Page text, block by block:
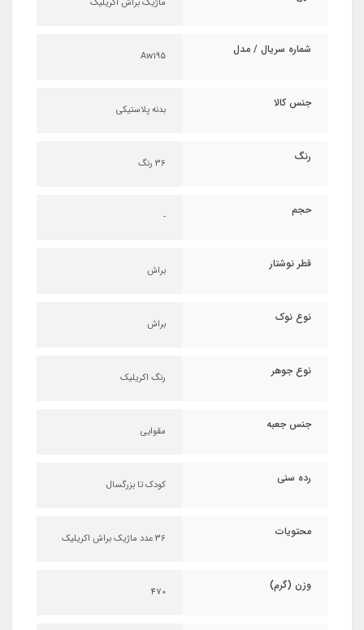
ماژیک براش اکریلیک
شماره سریال / مدل Aw195
جنس کالا بدنه پلاستیکی
رنگ 36 رنگ
حجم -
قطر نوشتار براش
نوع نوک براش
نوع جوهر رنگ اکریلیک
جنس جعبه مقوایی
رده سنی کودک تا بزرگسال
محتویات 36 عدد ماژیک براش اکریلیک
وزن (گرم) 470